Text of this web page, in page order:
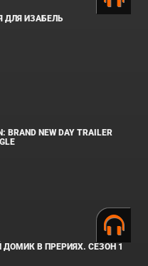
ДЛЯ ИЗАБЕЛЬ
BRAND NEW DAY TRAILER
В ПРЕРИЯХ. СЕЗОН 1